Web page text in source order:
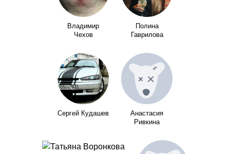
Владимир
Чехов
Полина
Гаврилова
Сергей Кудашев
Анастасия
Ривкина